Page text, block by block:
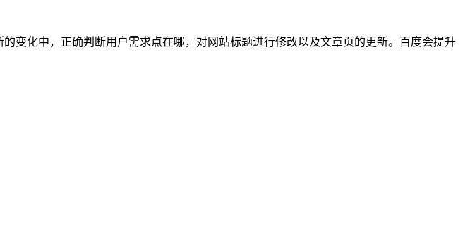
变化中，正确判断用户需求点在哪，对网站标题进行修改以及文章页的更新。百度会提升